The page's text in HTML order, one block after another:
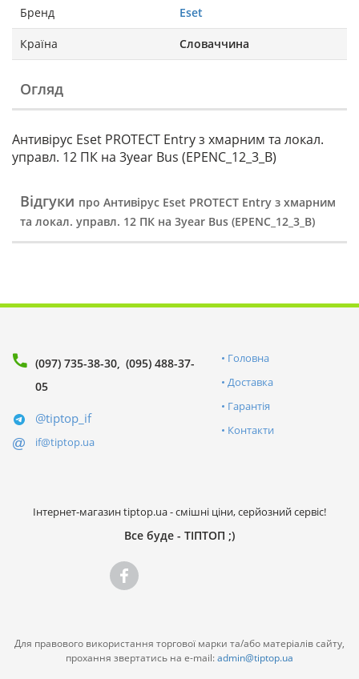
Бренд Eset
Країна Словаччина
Огляд
Антивірус Eset PROTECT Entry з хмарним та локал.
управл. 12 ПК на 3year Bus (EPENC_12_3_B)
Відгуки про Антивірус Eset PROTECT Entry з хмарним
та локал. управл. 12 ПК на 3year Bus (EPENC_12_3_B)
(097) 735-38-30 (095) 488-37-
05
@tiptop_if
if@tiptop.ua
Головна
Доставка
Гарантія
Контакти
Інтернет-магазин tiptop.ua - смішні ціни, серйозний сервіс!
Все буде - ТІПТОП ;)
Для правового використання торгової марки та/або матеріалів сайту,
прохання звертатись на e-mail:admin@tiptop.ua